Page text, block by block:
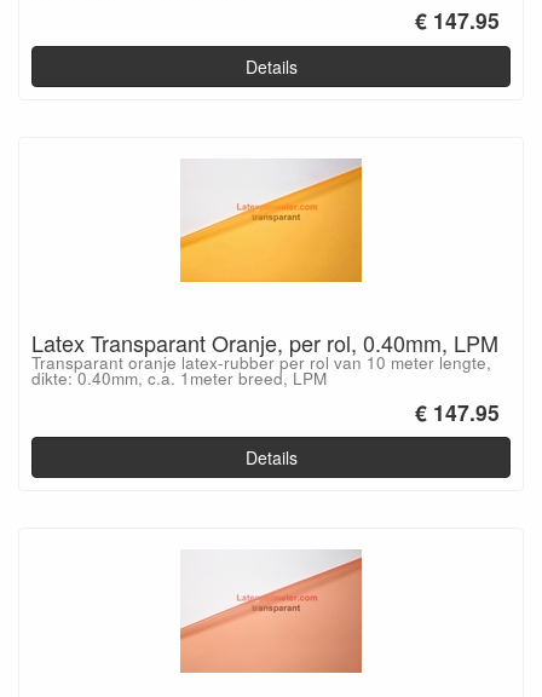
€ 147.95
Details
Latex Transparant Oranje, per rol, 0.40mm, LPM
Transparant oranje latex-rubber per rol van 10 meter lengte,
dikte: 0.40mm, c.a. 1meter breed, LPM
€ 147.95
Details